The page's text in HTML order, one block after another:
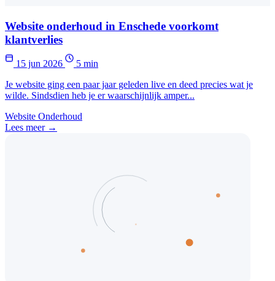
Website onderhoud in Enschede voorkomt
klantverlies
15 jun 2026
5 min
Je website ging een paar jaar geleden live en deed precies wat je
wilde. Sindsdien heb je er waarschijnlijk amper...
Website Onderhoud
Lees meer →